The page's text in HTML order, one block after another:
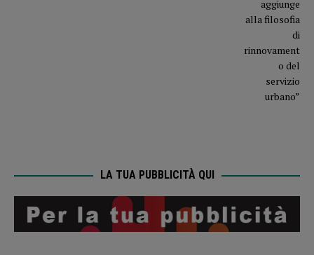
LA TUA PUBBLICITÀ QUI